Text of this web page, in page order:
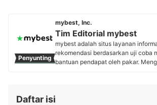
Penyunting
mybest, Inc.
Tim Editorial mybest
mybest adalah situs layanan
rekomendasi berdasarkan uji coba
bantuan pendapat oleh pakar.
Daftar isi